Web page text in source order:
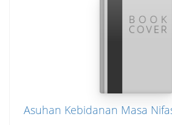
Asuhan Kebidanan Masa